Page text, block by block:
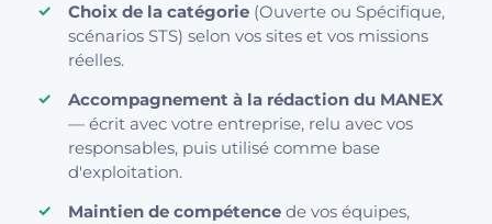
Choix de la catégorie (Ouverte ou Spécifique,
scénarios STS) selon vos sites et vos missions
réelles.
Accompagnement à la rédaction du MANEX
— écrit avec votre entreprise, relu avec vos
responsables, puis utilisé comme base
d'exploitation.
Maintien de compétence de vos équipes,